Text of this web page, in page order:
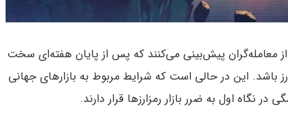
پیش‌بینی می‌کنند که پس از پایان هفته‌ای سخت
باشد. این در حالی است که شرایط مربوط به بازارهای جهانی
اول به ضرر بازار رمزارزها قرار دارند.